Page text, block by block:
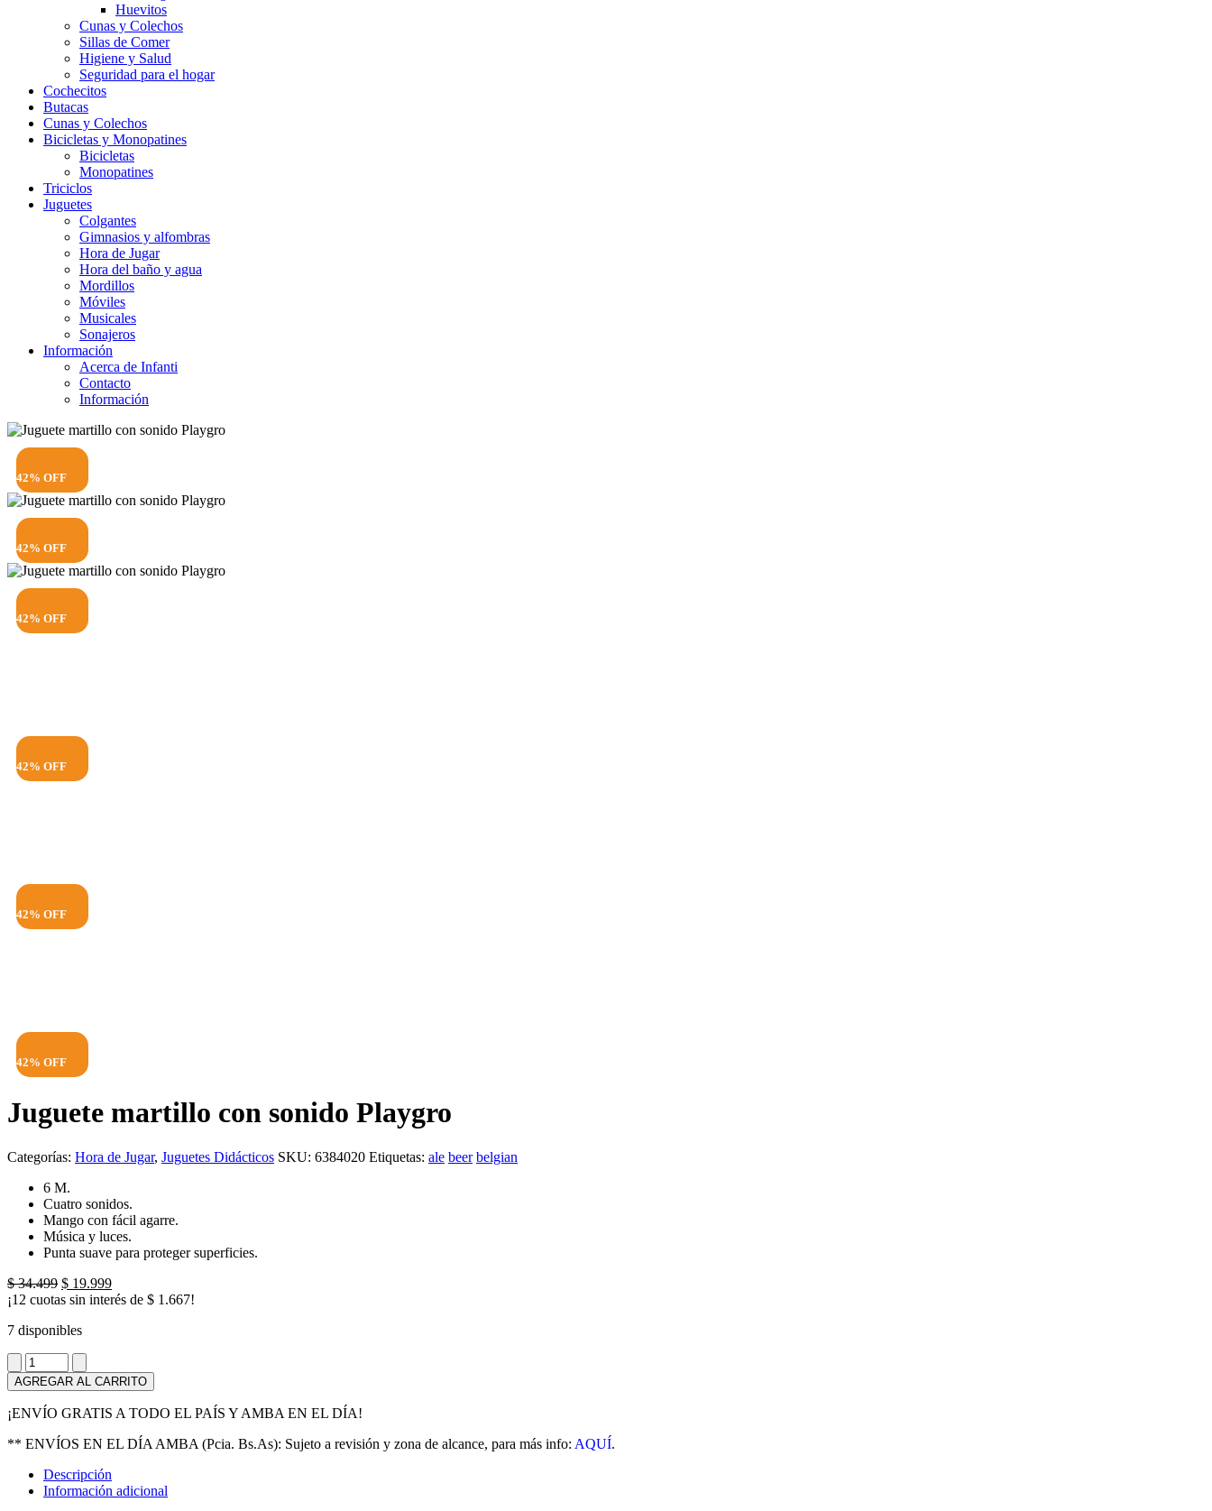
Huevitos
Cunas y Colechos
Sillas de Comer
Higiene y Salud
Seguridad para el hogar
Cochecitos
Butacas
Cunas y Colechos
Bicicletas y Monopatines
Bicicletas
Monopatines
Triciclos
Juguetes
Colgantes
Gimnasios y alfombras
Hora de Jugar
Hora del baño y agua
Mordillos
Móviles
Musicales
Sonajeros
Información
Acerca de Infanti
Contacto
Información
42% OFF
42% OFF
42% OFF
42% OFF
42% OFF
42% OFF
Juguete martillo con sonido Playgro
Categorías: Hora de Jugar, Juguetes Didácticos SKU: 6384020 Etiquetas: ale beer belgian
6 M.
Cuatro sonidos.
Mango con fácil agarre.
Música y luces.
Punta suave para proteger superficies.
$34.499 El
precio
era:
$ 19.999El
precio
¡12 cuotas sin interés de $ 1.667!
7 disponibles
Juguete
martillo
con
sonido
Playgro
cantidad
AGREGAR AL CARRITO
¡ENVÍO GRATIS A TODO EL PAÍS Y AMBA EN EL DÍA!
** ENVÍOS EN EL DÍA AMBA (Pcia. Bs.As): Sujeto a revisión y zona de alcance, para más info: AQUÍ.
Descripción
Información adicional